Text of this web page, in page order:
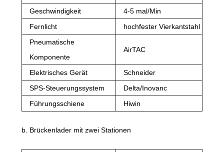
Geschwindigkeit
4-5 mal/Min
Fernlicht
hochfester Vierkantstahl
Pneumatische
Komponente
AirTAC
Elektrisches Gerät
Schneider
SPS-Steuerungssystem
Delta/Inovanc
Führungsschiene
Hiwin
b. Brückenlader mit zwei Stationen